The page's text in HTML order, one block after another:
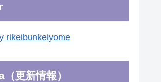
rikeibunkeiyome
更新情報）